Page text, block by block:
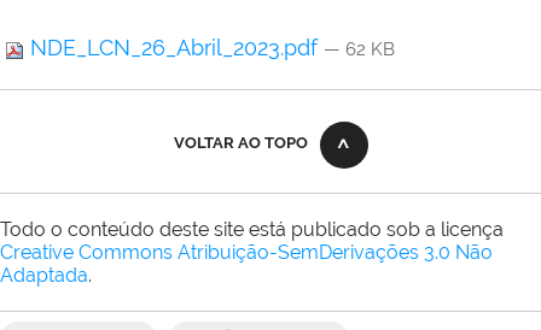
NDE_LCN_26_Abril_2023.pdf — 62 KB
VOLTAR AO TOPO
Todo o conteúdo deste site está publicado sob a licença
Creative Commons Atribuição-SemDerivações 3.0 Não
Adaptada.